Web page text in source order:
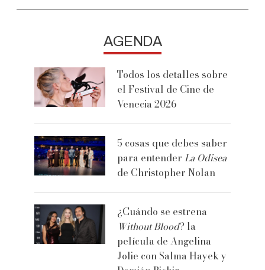
AGENDA
Todos los detalles sobre
el Festival de Cine de
Venecia 2026
5 cosas que debes saber
para entender La Odisea
de Christopher Nolan
¿Cuándo se estrena
Without Blood? la
película de Angelina
Jolie con Salma Hayek y